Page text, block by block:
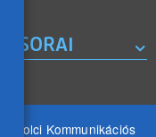
Kommunikációs